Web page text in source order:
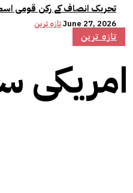
تحریک انصاف کے رکن قومی
تازہ ترینJune 27, 2026
تازہ ترین
امریکی